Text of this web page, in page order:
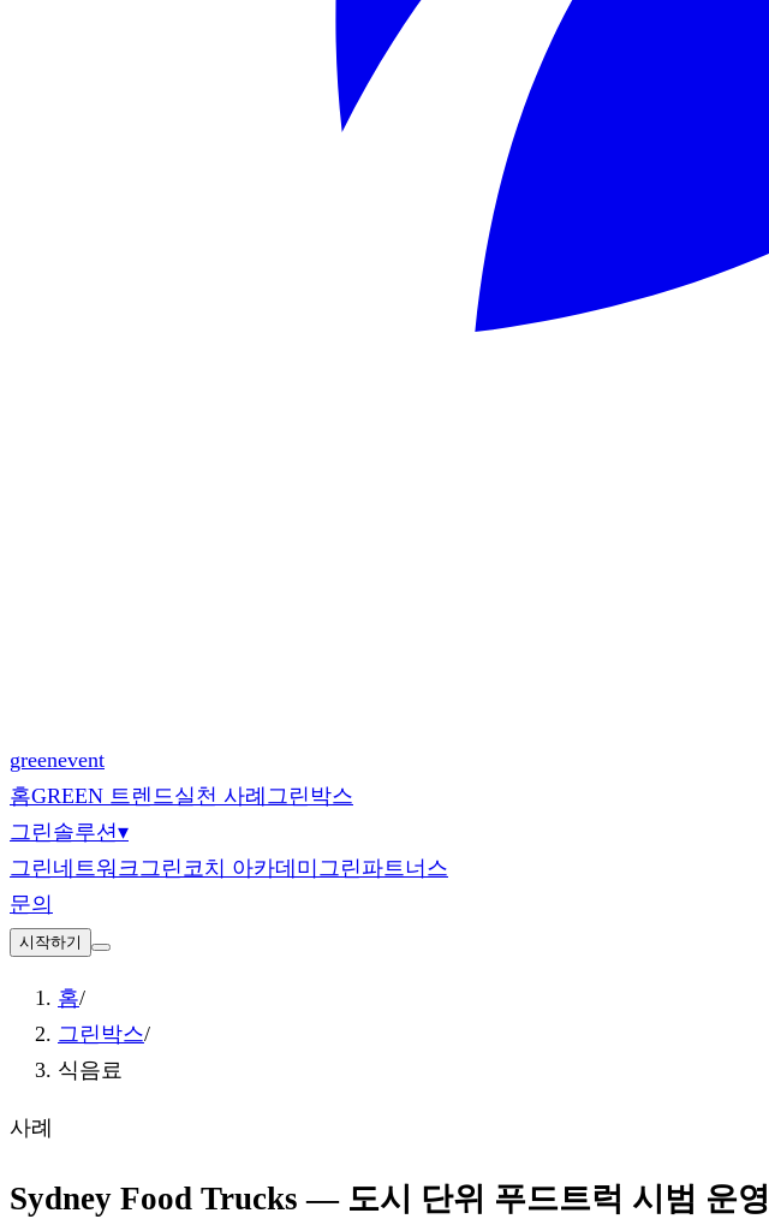
greenevent
홈GREEN 트렌드실천 사례 그린박스
그린솔루션▾
그린네트워크그린코치 아카데미 그린파트너스
문의
시작하기
홈/
그린박스/
식음료
사례
Sydney Food Trucks — 도시 단위 푸드트럭 시범 운영